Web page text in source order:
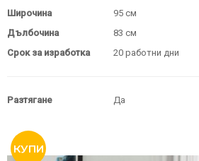
Широчина
95 см
Дълбочина
83 см
Срок за изработка
20 работни дни
Разтягане Да